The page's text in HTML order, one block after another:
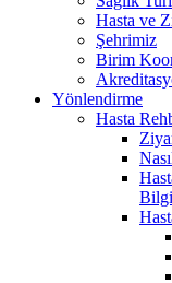
Hasta ve
Şehrimiz
Birim
Yönlendirme
Hasta